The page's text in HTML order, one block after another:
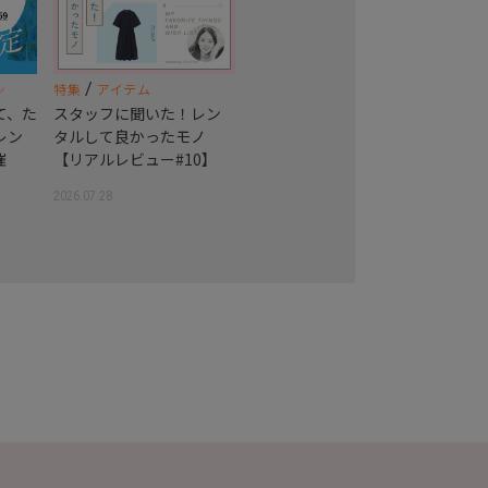
、た
ン
特集 / アイテム
スタッフに聞いた！レン
タルして良かったモノ
【リアルレビュー#10】
2026.07.28